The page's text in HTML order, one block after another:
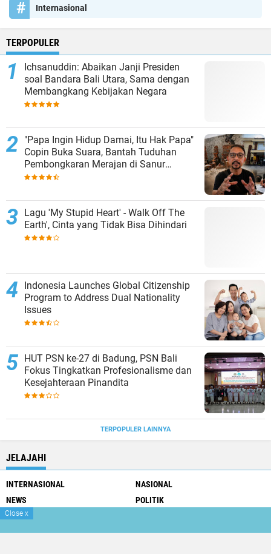
Internasional
TERPOPULER
Ichsanuddin: Abaikan Janji Presiden
soal Bandara Bali Utara, Sama dengan
Membangkang Kebijakan Negara
"Papa Ingin Hidup Damai, Itu Hak Papa"
Copin Buka Suara, Bantah Tuduhan
Pembongkaran Merajan di Sanur
Sepihak
Lagu 'My Stupid Heart' - Walk Off The
Earth', Cinta yang Tidak Bisa Dihindari
Indonesia Launches Global Citizenship
Program to Address Dual Nationality
Issues
HUT PSN ke-27 di Badung, PSN Bali
Fokus Tingkatkan Profesionalisme dan
Kesejahteraan Pinandita
TERPOPULER LAINNYA
JELAJAHI
INTERNASIONAL
NASIONAL
NEWS
POLITIK
SPORT
Close x